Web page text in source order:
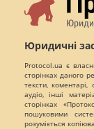
Юридичні
Protocol.ua є
сторінках даного
тексти,
аудіо, інші
сторінках
пошуковими
розуміється